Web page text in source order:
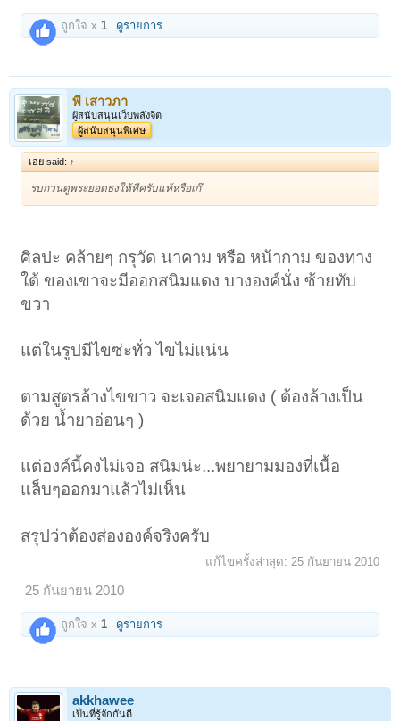
ถูกใจ x 1 ดูรายการ
พี เสาวภา
ผู้สนับสนุนเว็บพลังจิต
ผู้สนับสนุนพิเศษ
เอย said: ↑
รบกวนดูพระยอดธงให้ทีครับแท้หรือเก๊
ศิลปะ คล้ายๆ กรุวัด นาคาม หรือ หน้ากาม ของทาง
ใต้ ของเขาจะมีออกสนิมแดง บางองค์นั่ง ซ้ายทับ
ขวา
แต่ในรูปมีไขซ่ะทั่ว ไขไม่แน่น
ตามสูตรล้างไขขาว จะเจอสนิมแดง ( ต้องล้างเป็น
ด้วย น้ำยาอ่อนๆ )
แต่องค์นี้คงไม่เจอ สนิมน่ะ...พยายามมองที่เนื้อ
แล็บๆออกมาแล้วไม่เห็น
สรุปว่าต้องส่ององค์จริงครับ
แก้ไขครั้งล่าสุด: 25 กันยายน 2010
25 กันยายน 2010
ถูกใจ x 1 ดูรายการ
akkhawee
เป็นที่รู้จักกันดี